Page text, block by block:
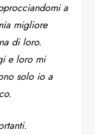
a
migliore
di loro.
e loro mi
solo io a